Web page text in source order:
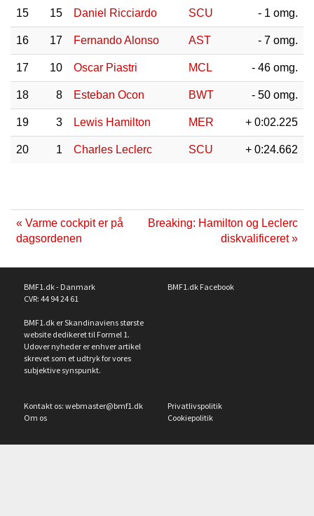
15 15 Daniel Ricciardo SCU - 1 omg.
16 17 Fernando Alonso AST - 7 omg.
17 10 Oscar Piastri MCL - 46 omg.
18 8 Esteban Ocon BWT - 50 omg.
19 3 Lewis Hamilton MER + 0:02.225
20 1 Charles Leclerc SCU + 0:24.662
« Varme cockpit er på
dagsordenen
Breaking: Hamilton og Leclerc
diskvalificeret »
BMF1.dk - Danmark
CVR: 44 94 24 61
BMF1.dk er Skandinaviens største
website dedikeret til Formel 1.
Udover nyheder er enhver artikel
skrevet som et udtryk for vores
subjektive synspunkt.
BMF1.dk Facebook
Kontakt os: webmaster@bmf1.dk
Om os
Privatlivspolitik
Cookiepolitik